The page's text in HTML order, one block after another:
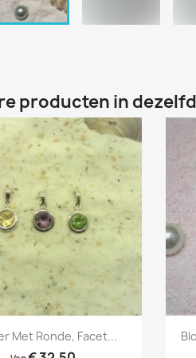
producten in
Snel bekijken
Met Ronde, Facet...